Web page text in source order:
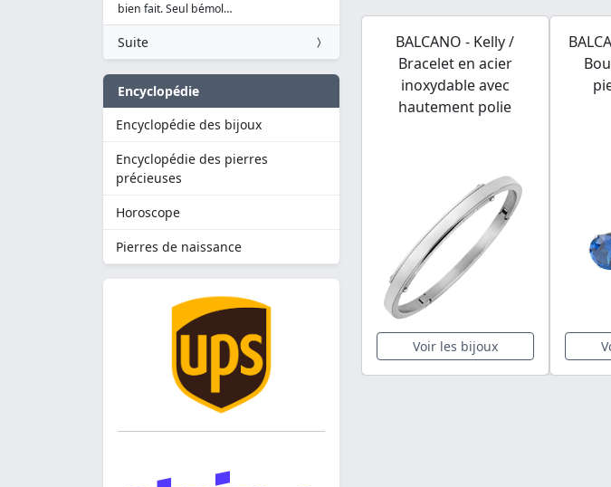
bien fait. Seul bémol…
Suite
Encyclopédie
Encyclopédie des bijoux
Encyclopédie des pierres
précieuses
Horoscope
Pierres de naissance
BALCANO - Kelly /
Bracelet en acier
inoxydable avec
hautement polie
Voir les bijoux